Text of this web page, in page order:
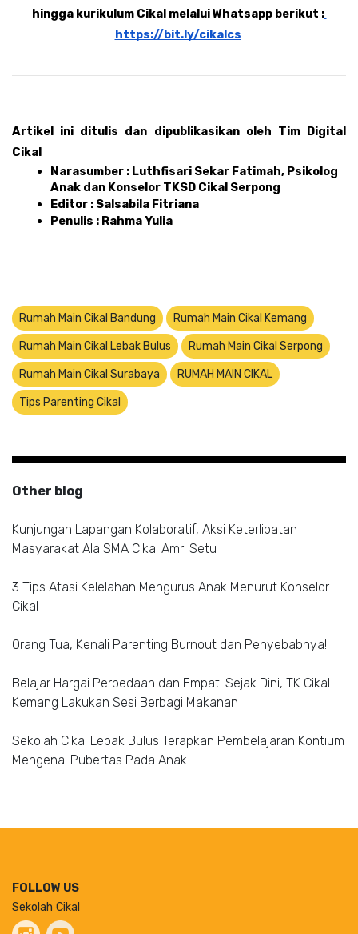
hingga kurikulum Cikal melalui Whatsapp berikut :
https://bit.ly/cikalcs
Artikel ini ditulis dan dipublikasikan oleh Tim Digital
Cikal
Narasumber : Luthfisari Sekar Fatimah, Psikolog
Anak dan Konselor TKSD Cikal Serpong
Editor : Salsabila Fitriana
Penulis : Rahma Yulia
Rumah Main Cikal Bandung Rumah Main Cikal Kemang
Rumah Main Cikal Lebak Bulus Rumah Main Cikal Serpong
Rumah Main Cikal Surabaya RUMAH MAIN CIKAL
Tips Parenting Cikal
Other blog
Kunjungan Lapangan Kolaboratif, Aksi Keterlibatan
Masyarakat Ala SMA Cikal Amri Setu
3 Tips Atasi Kelelahan Mengurus Anak Menurut Konselor
Cikal
Orang Tua, Kenali Parenting Burnout dan Penyebabnya!
Belajar Hargai Perbedaan dan Empati Sejak Dini, TK Cikal
Kemang Lakukan Sesi Berbagi Makanan
Sekolah Cikal Lebak Bulus Terapkan Pembelajaran Kontium
Mengenai Pubertas Pada Anak
FOLLOW US
Sekolah Cikal